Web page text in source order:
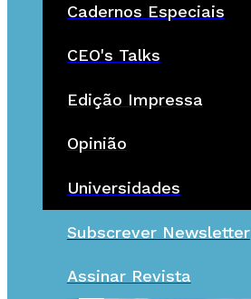
Cadernos Especiais
CEO's Talks
Edição Impressa
Opinião
Universidades
Subscrever Newsletter
Assinar Revista